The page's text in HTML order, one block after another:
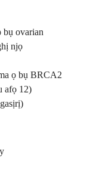
bụ ovarian
njọ
ọ bụ BRCA2
afọ 12)